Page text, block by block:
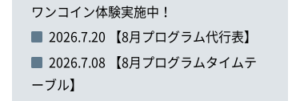
ワンコイン体験実施中！
2026.7.20 【8月プログラム代行表】
2026.7.08 【8月プログラムタイムテ
ーブル】